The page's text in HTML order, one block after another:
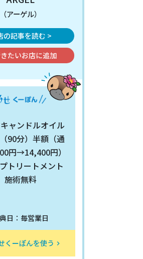
（アーゲル）
の記事を読む >
たいお店に追加
ャンドルオイル
90分）半額（通
円→14,400円）
トリートメント
施術無料
日：毎営業日
くーぽんを使う keyboard_arrow_right